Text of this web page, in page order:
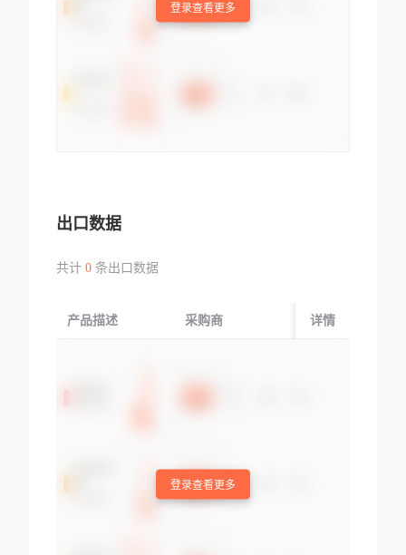
登录查看更多
出口数据
共计 0条出口数据
产品描述 采购商 起运国/地区
详情
登录查看更多